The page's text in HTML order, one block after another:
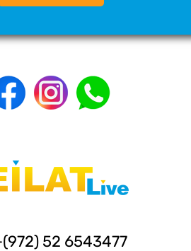
52 6543477